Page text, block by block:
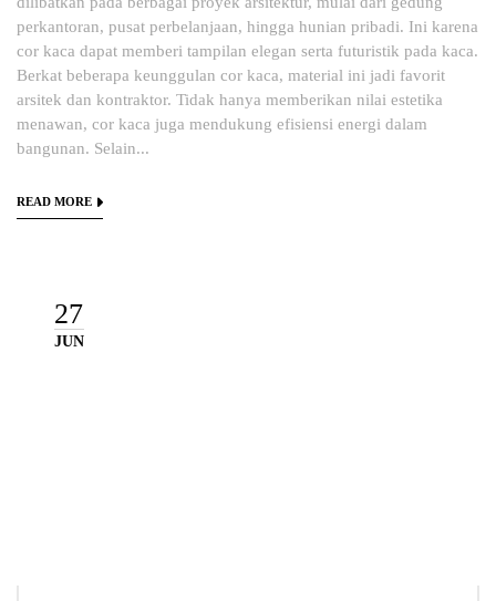
perkantoran, pusat perbelanjaan, hingga hunian pribadi. Ini karena
cor kaca dapat memberi tampilan elegan serta futuristik pada kaca.
Berkat beberapa keunggulan cor kaca, material ini jadi favorit
arsitek dan kontraktor. Tidak hanya memberikan nilai estetika
menawan, cor kaca juga mendukung efisiensi energi dalam
bangunan. Selain...
READ MORE
27
JUN